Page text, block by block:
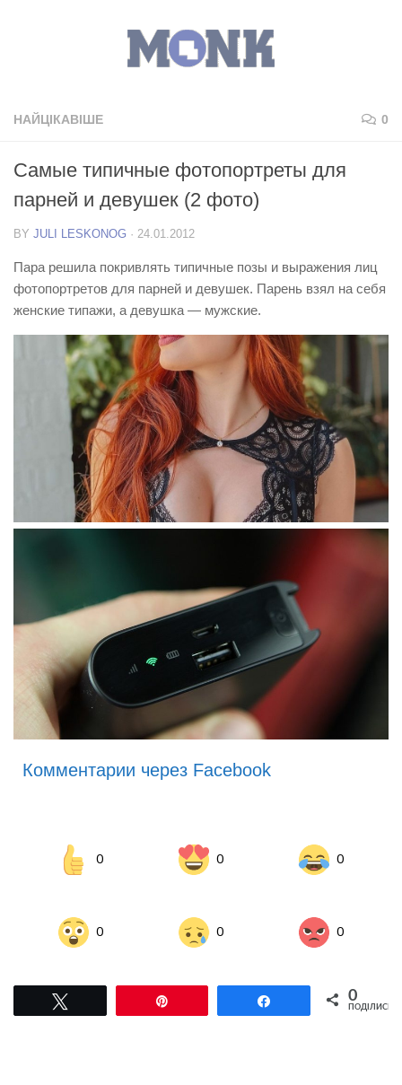
НАЙЦІКАВІШЕ 0
Самые типичные фотопортреты для
парней и девушек (2 фото)
BY JULI LESKONOG · 24.01.2012
Пара решила покривлять типичные позы и выражения лиц
фотопортретов для парней и девушек. Парень взял на себя
женские типажи, а девушка — мужские.
Комментарии через Facebook
0 0 0
0 0 0
Поділитися0
ПОДІЛИСЬ